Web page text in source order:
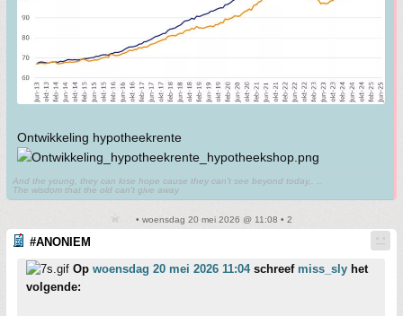
Ontwikkeling hypotheekrente
And the young, they can lose hope cause they can't see beyond today,. ..
The wisdom that the old can't give away
• woensdag 20 mei 2026 @ 11:08 • 2
#ANONIEM
Op woensdag 20 mei 2026 11:04schreef miss_sly het
volgende: